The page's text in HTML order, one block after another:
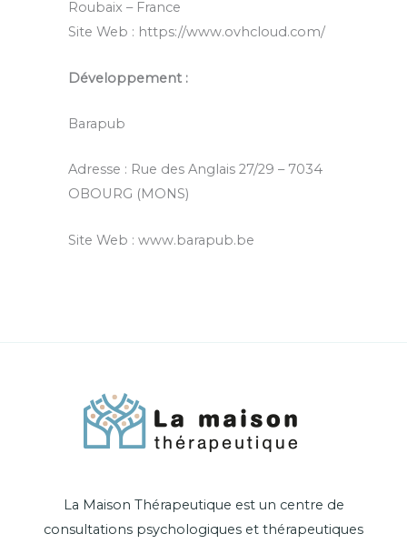
Roubaix – France
Site Web : https://www.ovhcloud.com/
Développement :
Barapub
Adresse : Rue des Anglais 27/29 – 7034
OBOURG (MONS)
Site Web : www.barapub.be
La Maison Thérapeutique est un centre de
consultations psychologiques et thérapeutiques